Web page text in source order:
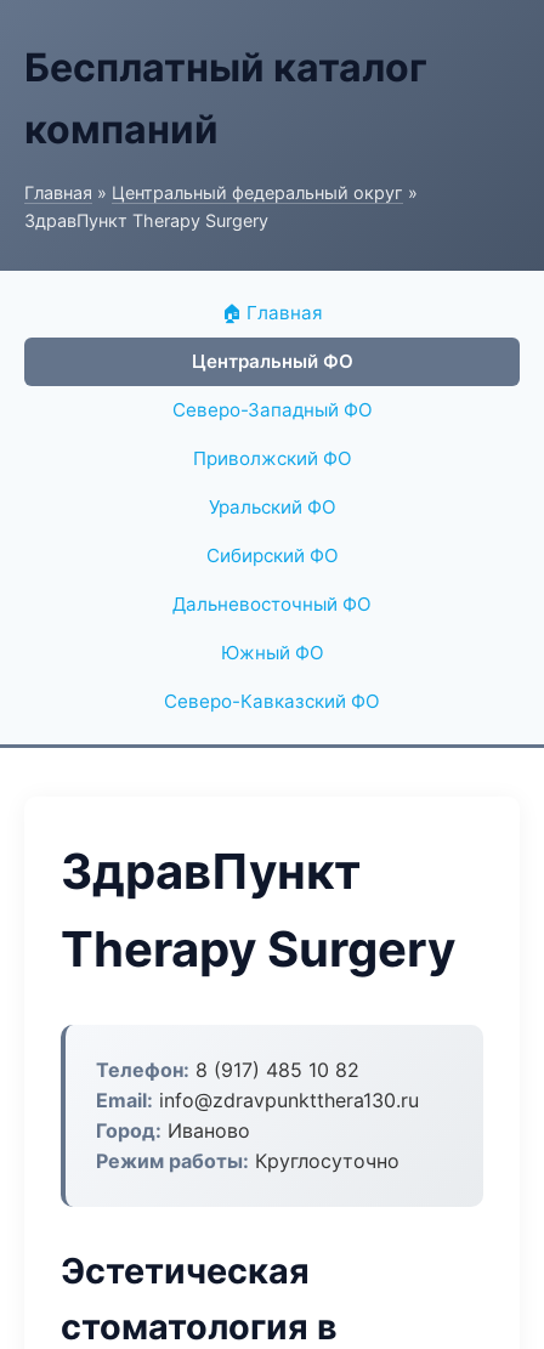
Бесплатный каталог
компаний
Главная » Центральный федеральный округ »
ЗдравПункт Therapy Surgery
🏠 Главная
Центральный ФО
Северо-Западный ФО
Приволжский ФО
Уральский ФО
Сибирский ФО
Дальневосточный ФО
Южный ФО
Северо-Кавказский ФО
ЗдравПункт
Therapy Surgery
Телефон: 8 (917) 485 10 82
Email: info@zdravpunktthera130.ru
Город: Иваново
Режим работы: Круглосуточно
Эстетическая
стоматология в